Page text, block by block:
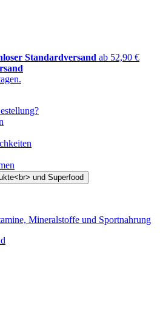
Standardversand ab 52,90 €
Mineralstoffe und Sportnahrung